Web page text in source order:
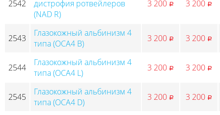
2542
дистрофия ротвейлеров
(NAD R)
3 200 p 3 200 p
2543
Глазокожный альбинизм 4
типа (OCA4 B)
3 200 p 3 200 p
2544
Глазокожный альбинизм 4
типа (OCA4 L)
3 200 p 3 200 p
2545
Глазокожный альбинизм 4
типа (OCA4 D)
3 200 p 3 200 p